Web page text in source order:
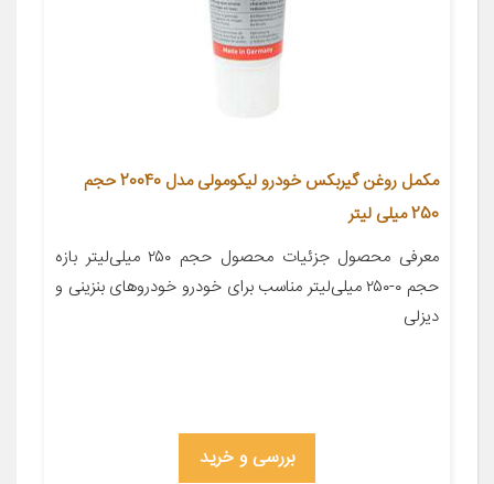
مکمل روغن گیربکس خودرو لیکومولی مدل 20040 حجم
250 میلی لیتر
معرفی محصول جزئیات محصول حجم ۲۵۰ میلی‌لیتر بازه
حجم ۰-۲۵۰ میلی‌لیتر مناسب برای خودرو خودروهای بنزینی و
دیزلی
بررسی و خرید